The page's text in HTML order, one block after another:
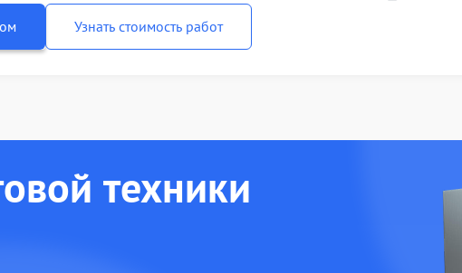
Узнать стоимость работ
техники